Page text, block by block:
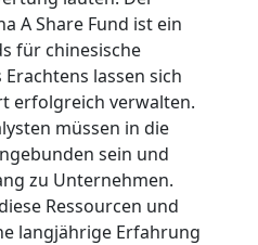
A Share Fund ist ein
für chinesische
lassen sich
erfolgreich verwalten.
müssen in die
sein und
zu Unternehmen.
Ressourcen und
langjährige Erfahrung